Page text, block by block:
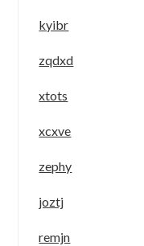
kyibr
zqdxd
xtots
xcxve
zephy
joztj
remjn